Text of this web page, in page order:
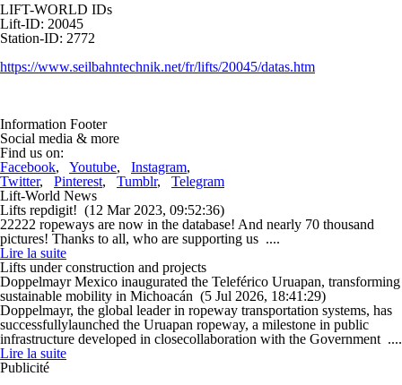
LIFT-WORLD IDs
Lift-ID: 20045
Station-ID: 2772
https://www.seilbahntechnik.net/fr/lifts/20045/datas.htm
Information Footer
Social media & more
Find us on:
Facebook, Youtube, Instagram,
Twitter, Pinterest, Tumblr, Telegram
Lift-World News
Lifts repdigit! (12 Mar 2023, 09:52:36)
22222 ropeways are now in the database! And nearly 70 thousand
pictures! Thanks to all, who are supporting us ....
Lire la suite
Lifts under construction and projects
Doppelmayr Mexico inaugurated the Teleférico Uruapan, transforming
sustainable mobility in Michoacán (5 Jul 2026, 18:41:29)
Doppelmayr, the global leader in ropeway transportation systems, has
successfullylaunched the Uruapan ropeway, a milestone in public
infrastructure developed in closecollaboration with the Government ....
Lire la suite
Publicité